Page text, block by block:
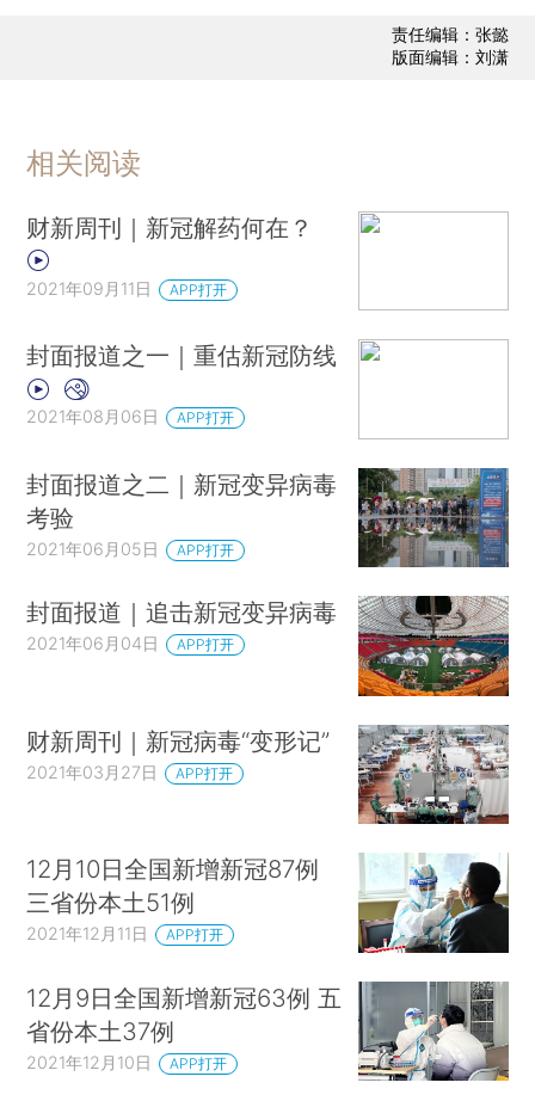
责任编辑：张懿
版面编辑：刘潇
相关阅读
财新周刊｜新冠解药何在？
2021年09月11日 APP打开
封面报道之一｜重估新冠防线
2021年08月06日 APP打开
封面报道之二｜新冠变异病毒
考验
2021年06月05日 APP打开
封面报道｜追击新冠变异病毒
2021年06月04日 APP打开
财新周刊｜新冠病毒“变形记”
2021年03月27日 APP打开
12月10日全国新增新冠87例
三省份本土51例
2021年12月11日 APP打开
12月9日全国新增新冠63例 五
省份本土37例
2021年12月10日 APP打开